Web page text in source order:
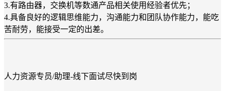
3.有路由器，交换机等数通产品相关使用经验者优先；
4.具备良好的逻辑思维能力，沟通能力和团队协作能力，能吃
苦耐劳，能接受一定的出差。
人力资源专员/助理-线下面试尽快到岗